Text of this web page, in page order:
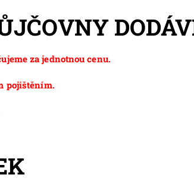
za jednotnou cenu.
pojištěním.